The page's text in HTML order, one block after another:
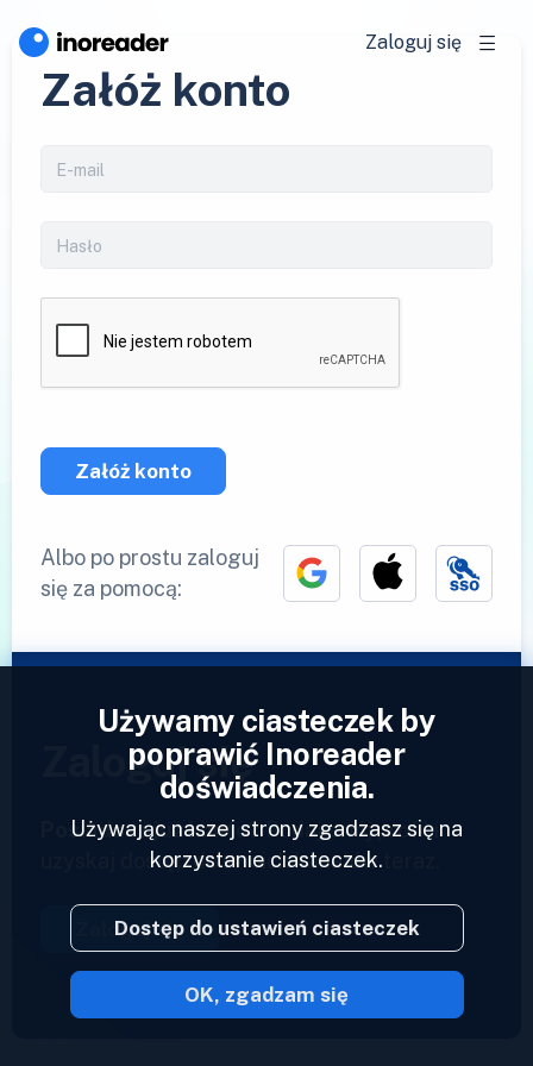
Zaloguj się
Załóż konto
Załóż konto
Albo po prostu zaloguj
się za pomocą:
Zaloguj się
Posiadasz już konto?Podaj swój profil i
uzyskaj dostęp do swoich kanałów teraz.
Zaloguj się
2023 © Inoreader
Używamy ciasteczek by
poprawić Inoreader
doświadczenia.
Używając naszej strony zgadzasz się na
korzystanie ciasteczek.
Dostęp do ustawień ciasteczek
OK, zgadzam się